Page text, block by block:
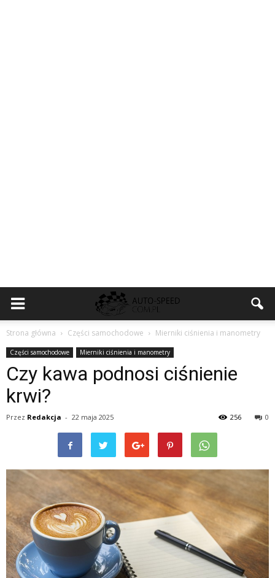
Strona główna Części samochodowe Mierniki ciśnienia i manometry
Części samochodowe Mierniki ciśnienia i manometry
Czy kawa podnosi ciśnienie
krwi?
Przez Redakcja - 22 maja 2025 0
256